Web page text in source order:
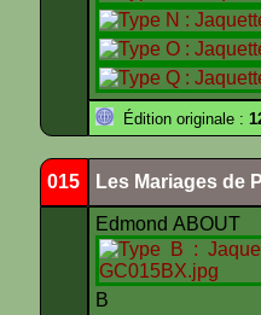
Édition originale :
015 Les Mariages de
Edmond ABOUT